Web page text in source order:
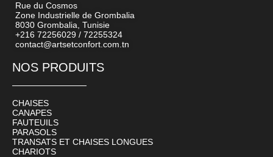
Rue du Cosmos
Zone Industrielle de Grombalia
8030 Grombalia, Tunisie
+216 72256029 / 72255324
contact@artsetconfort.com.tn
NOS PRODUITS
CHAISES
CANAPES
FAUTEUILS
PARASOLS
TRANSATS ET CHAISES LONGUES
CHARIOTS